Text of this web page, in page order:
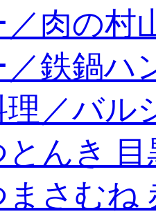
肉の村
鉄鍋ハ
理／バル
とんき
まさむね